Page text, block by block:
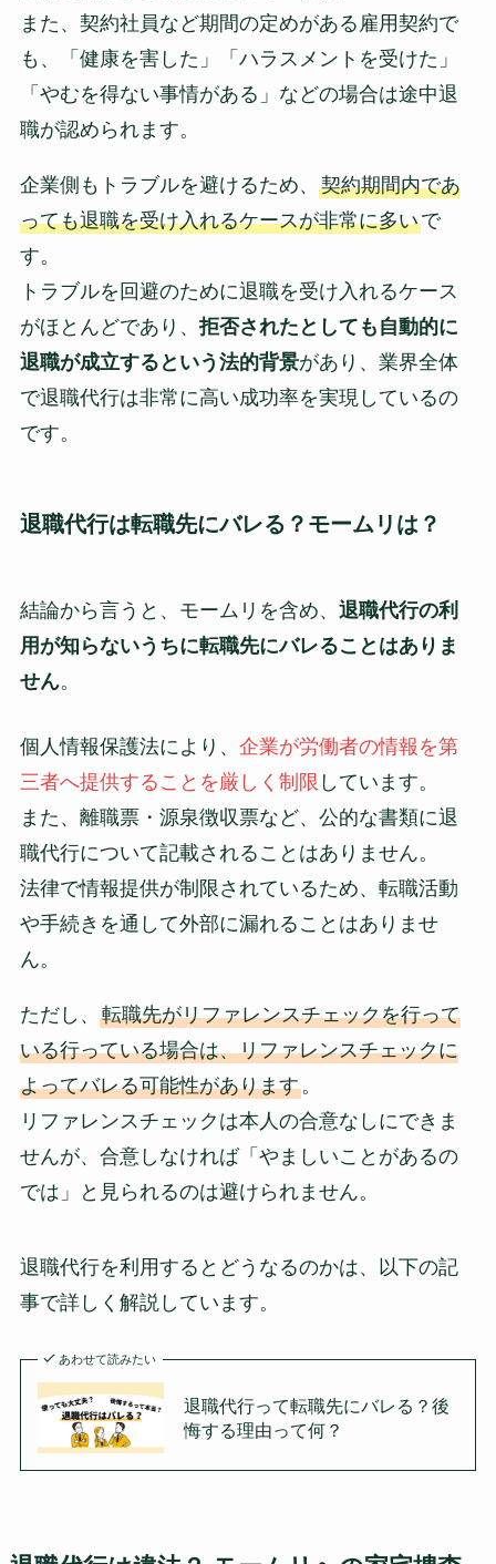
また、契約社員など期間の定めがある雇用契約で
も、「健康を害した」「ハラスメントを受けた」
「やむを得ない事情がある」などの場合は途中退
職が認められます。
企業側もトラブルを避けるため、 契約期間内であ
っても退職を受け入れるケースが非常に多いで
す。
トラブルを回避のために退職を受け入れるケース
がほとんどであり、拒否されたとしても自動的に
退職が成立するという法的背景があり、業界全体
で退職代行は非常に高い成功率を実現しているの
です。
退職代行は転職先にバレる？モームリは？
結論から言うと、モームリを含め、 退職代行の利
用が知らないうちに転職先にバレることはありま
せん。
個人情報保護法により、 企業が労働者の情報を第
三者へ提供することを厳しく制限 しています。
また、離職票・源泉徴収票など、公的な書類に退
職代行について記載されることはありません。
法律で情報提供が制限されているため、転職活動
や手続きを通して外部に漏れることはありませ
ん。
ただし、 転職先がリファレンスチェックを行って
いる行っている場合は、リファレンスチェックに
よってバレる可能性があります。
リファレンスチェックは本人の合意なしにできま
せんが、合意しなければ「やましいことがあるの
では」と見られるのは避けられません。
退職代行を利用するとどうなるのかは、以下の記
事で詳しく解説しています。
あわせて読みたい
退職代行って転職先にバレる？後
悔する理由って何？